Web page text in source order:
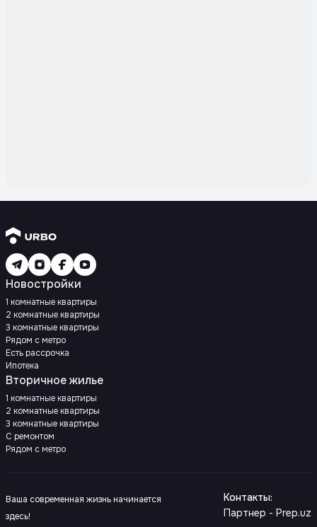
Новостройки
1 комнатные квартиры
2 комнатные квартиры
3 комнатные квартиры
Рядом с метро
Есть рассрочка
Ипотека
Вторичное жилье
1 комнатные квартиры
2 комнатные квартиры
3 комнатные квартиры
С ремонтом
Рядом с метро
Ваша современная жизнь начинается
здесь!
Контакты:
Партнер - Prep.uz